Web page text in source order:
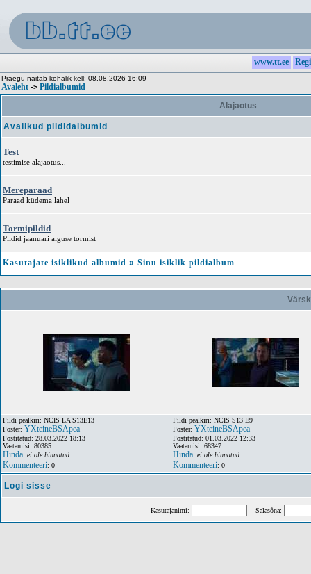
www.tt.ee
Praegu näitab kohalik kell: 08.08.2026 16:09
Avaleht -> Pildialbumid
Alajaotus
Avalikud pildidalbumid
Test
testimise alajaotus...
Mereparaad
Paraad küdema lahel
Tormipildid
Pildid jaanuari alguse tormist
Kasutajate isiklikud albumid » Sinu isiklik pildialbum
Pildi pealkiri: NCIS LA S13E13
Poster: YXteineBSApea
Postitatud: 28.03.2022 18:13
Vaatamisi: 80385
Hinda: ei ole hinnatud
Kommenteeri: 0
Pildi pealkiri: NCIS S13 E9
Poster: YXteineBSApea
Postitatud: 01.03.2022 12:33
Vaatamisi: 68347
Hinda: ei ole hinnatud
Kommenteeri: 0
Logi sisse
Kasutajanimi: Salasõna: